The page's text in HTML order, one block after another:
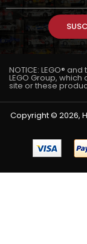
NOTICE: LEGO®
LEGO Group,
site or these
Copyright © 2026,